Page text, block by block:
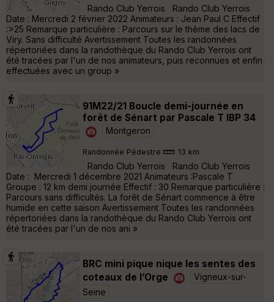
Rando Club Yerrois Rando Club Yerrois
Date : Mercredi 2 février 2022 Animateurs : Jean Paul C Effectif
:>25 Remarque particulière : Parcours sur le thème des lacs de
Viry. Sans difficulté Avertissement Toutes les randonnées
répertoriées dans la randothèque du Rando Club Yerrois ont
été tracées par l'un de nos animateurs, puis reconnues et enfin
effectuées avec un group »
91M22/21 Boucle demi-journée en
forêt de Sénart par Pascale T IBP 34
Montgeron
Randonnée Pédestre 13 km
Rando Club Yerrois Rando Club Yerrois
Date : Mercredi 1 décembre 2021 Animateurs :Pascale T
Groupe : 12 km demi journée Effectif : 30 Remarque particulière :
Parcours sans difficultés. La forêt de Sénart commence à être
humide en cette saison Avertissement Toutes les randonnées
répertoriées dans la randothèque du Rando Club Yerrois ont
été tracées par l'un de nos ani »
BRC mini pique nique les sentes des
coteaux de l’Orge
Vigneux-sur-
Seine